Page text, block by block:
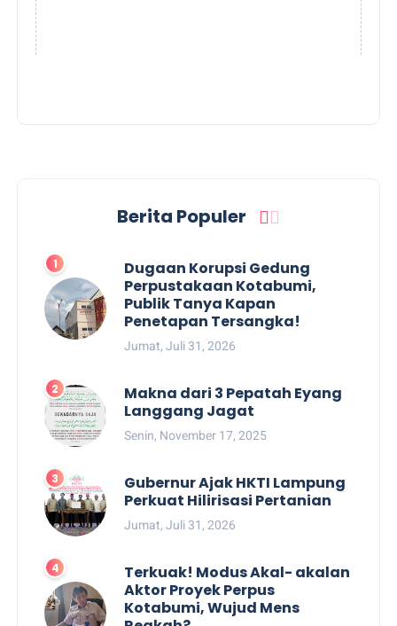
Berita Populer
Dugaan Korupsi Gedung
Perpustakaan Kotabumi,
Publik Tanya Kapan
Penetapan Tersangka!
Jumat, Juli 31, 2026
Makna dari 3 Pepatah Eyang
Langgang Jagat
Senin, November 17, 2025
Gubernur Ajak HKTI Lampung
Perkuat Hilirisasi Pertanian
Jumat, Juli 31, 2026
Terkuak! Modus Akal- akalan
Aktor Proyek Perpus
Kotabumi, Wujud Mens